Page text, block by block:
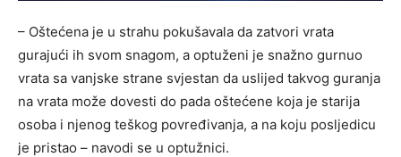
– Oštećena je u strahu pokušavala da zatvori vrata
gurajući ih svom snagom, a optuženi je snažno gurnuo
vrata sa vanjske strane svjestan da uslijed takvog guranja
na vrata može dovesti do pada oštećene koja je starija
osoba i njenog teškog povređivanja, a na koju posljedicu
je pristao – navodi se u optužnici.